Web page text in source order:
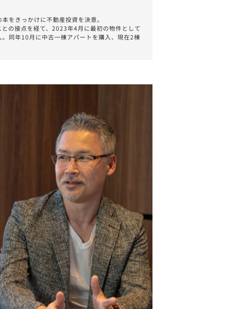
をきっかけに不動産投資を決意。
の接点を経て、2023年4月に最初の物件として
。同年10月に中古一棟アパートを購入、現在2棟